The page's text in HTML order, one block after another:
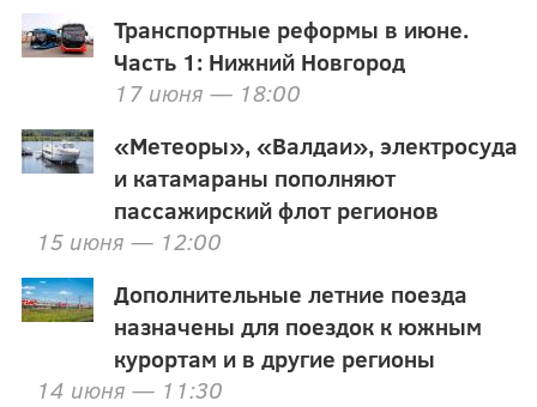
Транспортные реформы в июне.
Часть 1: Нижний Новгород
17 июня — 18:00
«Метеоры», «Валдаи», электросуда
и катамараны пополняют
пассажирский флот регионов
15 июня — 12:00
Дополнительные летние поезда
назначены для поездок к южным
курортам и в другие регионы
14 июня — 11:30